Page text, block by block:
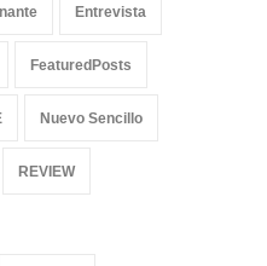
Entrevista
FeaturedPosts
Nuevo Sencillo
REVIEW